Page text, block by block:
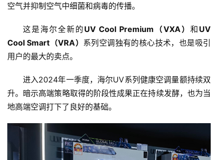
空气并抑制空气中细菌和病毒的传播。
这是海尔全新的 UV Cool Premium（VXA） 和 UV
Cool Smart（VRA） 系列空调独有的核心技术，也是吸引
用户的最大的卖点。
进入2024年一季度，海尔UV系列健康空调量额持续双
升。暗示高端策略取得的阶段性成果正在持续发酵，也为当
地高端空调打下了良好的基础。